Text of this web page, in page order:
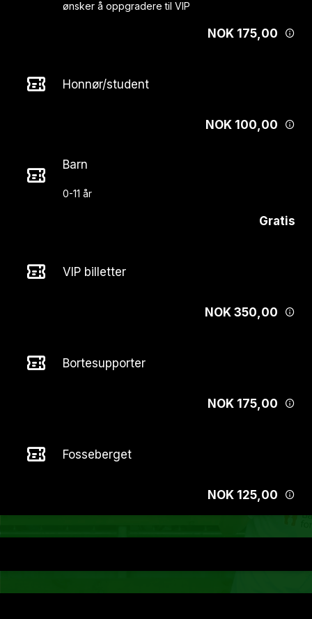
NOK 175,00
Honnør/student
NOK 100,00
Barn
Gratis
VIP billetter
NOK 350,00
Bortesupporter
NOK 175,00
Fosseberget
NOK 125,00